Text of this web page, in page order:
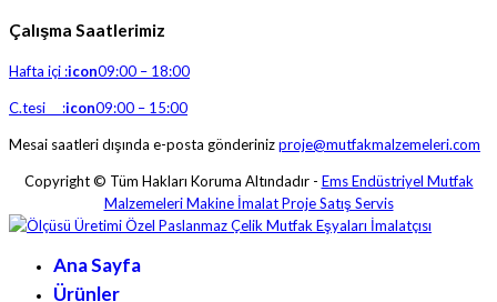
Çalışma Saatlerimiz
Hafta içi :icon09:00 – 18:00
C.tesi :icon09:00 – 15:00
Mesai saatleri dışında e-posta gönderinizproje@mutfakmalzemeleri.com
Copyright © Tüm Hakları Koruma Altındadır - Ems Endüstriyel Mutfak
Malzemeleri Makine İmalat Proje Satış Servis
Ana Sayfa
Ürünler